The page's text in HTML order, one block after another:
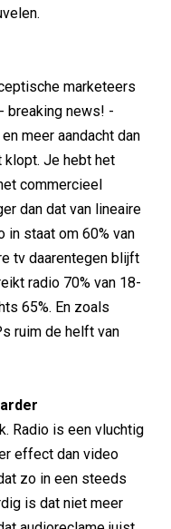
marketeers
breaking news! -
meer aandacht dan
klopt. Je hebt het
commercieel
dan dat van lineaire
in staat om 60% van
tv daarentegen blijft
radio 70% van 18-
65%. En zoals
ruim de helft van
Radio is een vluchtig
effect dan video
zo in een steeds
is dat niet meer